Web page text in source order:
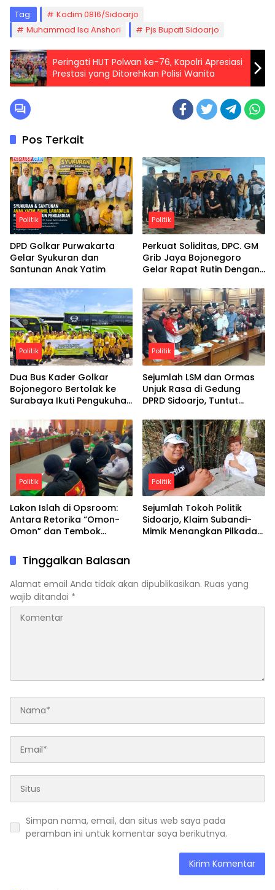
Tag:
Kodim 0816/Sidoarjo
Muhammad Isa Anshori
Pjs Bupati Sidoarjo
Peringati HUT Polwan ke-76, Kapolri Apresiasi
Prestasi yang Ditorehkan Polisi Wanita
Pos Terkait
Politik
DPD Golkar Purwakarta
Gelar Syukuran dan
Santunan Anak Yatim
Politik
Perkuat Soliditas, DPC. GM
Grib Jaya Bojonegoro
Gelar Rapat Rutin Dengan
DPC GM Grib Jaya
Bojonegoro optimistis
terus menghadirkan
program positif yang
bermanfaat bagi anggota
dan masyarakat luas.
Politik
Dua Bus Kader Golkar
Bojonegoro Bertolak ke
Surabaya Ikuti Pengukuhan
Politik
Sejumlah LSM dan Ormas
Unjuk Rasa di Gedung
DPRD Sidoarjo, Tuntut
dan Wakil Bupati
Politik
Lakon Islah di Opsroom:
Antara Retorika “Omon-
Omon” dan Tembok
Politik
Sejumlah Tokoh Politik
Sidoarjo, Klaim Subandi-
Mimik Menangkan Pilkada
Tinggalkan Balasan
Alamat email Anda tidak akan dipublikasikan. Ruas yang
wajib ditandai *
Simpan nama, email, dan situs web saya pada
peramban ini untuk komentar saya berikutnya.